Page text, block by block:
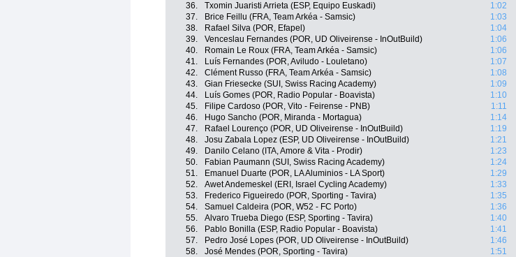
36.
Txomin Juaristi Arrieta (ESP, Equipo Euskadi)
1:02
37.
Brice Feillu (FRA, Team Arkéa - Samsic)
1:03
38.
Rafael Silva (POR, Efapel)
1:04
39.
Venceslau Fernandes (POR, UD Oliveirense - InOutBuild)
1:06
40.
Romain Le Roux (FRA, Team Arkéa - Samsic)
1:06
41.
Luís Fernandes (POR, Aviludo - Louletano)
1:07
42.
Clément Russo (FRA, Team Arkéa - Samsic)
1:08
43.
Gian Friesecke (SUI, Swiss Racing Academy)
1:09
44.
Luís Gomes (POR, Radio Popular - Boavista)
1:10
45.
Filipe Cardoso (POR, Vito - Feirense - PNB)
1:11
46.
Hugo Sancho (POR, Miranda - Mortagua)
1:14
47.
Rafael Lourenço (POR, UD Oliveirense - InOutBuild)
1:19
48.
Josu Zabala Lopez (ESP, UD Oliveirense - InOutBuild)
1:21
49.
Danilo Celano (ITA, Amore & Vita - Prodir)
1:23
50.
Fabian Paumann (SUI, Swiss Racing Academy)
1:24
51.
Emanuel Duarte (POR, LA Aluminios - LA Sport)
1:29
52.
Awet Andemeskel (ERI, Israel Cycling Academy)
1:33
53.
Frederico Figueiredo (POR, Sporting - Tavira)
1:35
54.
Samuel Caldeira (POR, W52 - FC Porto)
1:36
55.
Alvaro Trueba Diego (ESP, Sporting - Tavira)
1:40
56.
Pablo Bonilla (ESP, Radio Popular - Boavista)
1:41
57.
Pedro José Lopes (POR, UD Oliveirense - InOutBuild)
1:46
58.
José Mendes (POR, Sporting - Tavira)
1:51